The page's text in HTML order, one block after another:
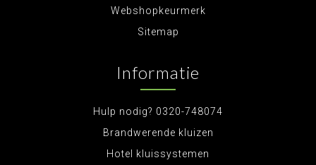
Webshopkeurmerk
Sitemap
Informatie
Hulp nodig? 0320-748074
Brandwerende kluizen
Hotel kluissystemen